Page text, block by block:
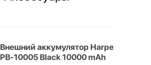
Внешний аккумулятор Harper
PB-10005 Black 10000 mAh